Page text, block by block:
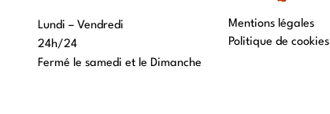
Lundi – Vendredi
24h/24
Fermé le samedi et le Dimanche
Mentions légales
Politique de cookies